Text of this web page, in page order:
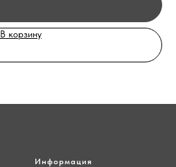
В корзину
Информация